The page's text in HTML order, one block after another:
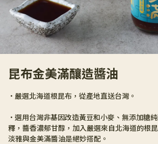
昆布金美滿釀造醬油
•嚴選北海道根昆布，從產地直送台灣。
•選用台灣非基因改造黃豆和小麥、無添加糖
釋，醬香濃郁甘醇，加入嚴選來自北海道的根
淡雅與金美滿醬油是絕妙搭配。